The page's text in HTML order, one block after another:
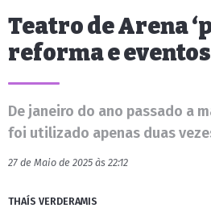
Teatro de Arena
reforma e
De janeiro do ano passado a
foi utilizado apenas duas
27 de Maio de 2025 às 22:12
THAÍS VERDERAMIS